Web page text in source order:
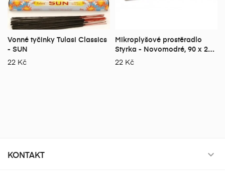
Vonné tyčinky Tulasi Classics
- SUN
22 Kč
Mikroplyšové prostěradlo
Styrka - Novomodré, 90 x 200
cm
22 Kč
KONTAKT 